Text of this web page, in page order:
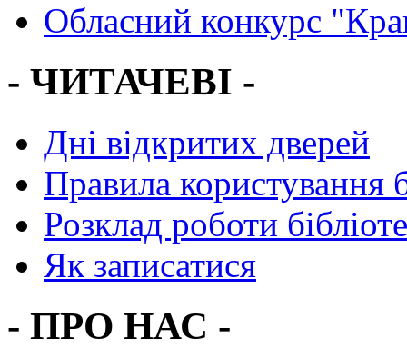
Обласний конкурс
- ЧИТАЧЕВІ -
Дні відкритих дверей
Правила користування
Розклад роботи
Як записатися
- ПРО НАС -